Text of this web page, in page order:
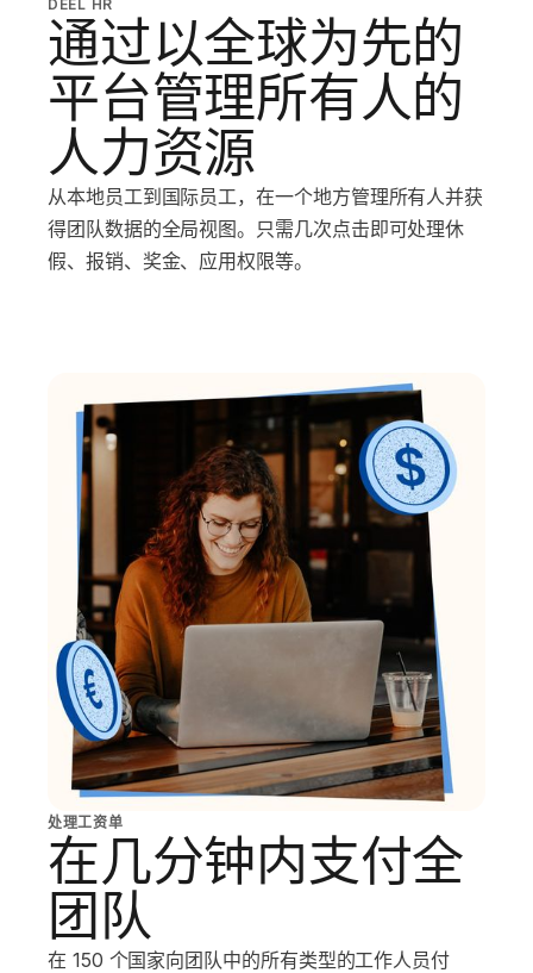
DEEL HR
通过以全球为先的
平台管理所有人的
人力资源
从本地员工到国际员工，在一个地方管理所有人并获
得团队数据的全局视图。只需几次点击即可处理休
假、报销、奖金、应用权限等。
处理工资单
在几分钟内支付全
团队
在 150 个国家向团队中的所有类型的工作人员付